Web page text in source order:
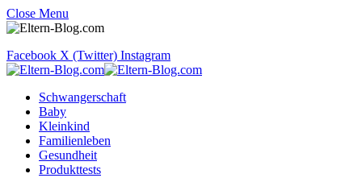
Close Menu
Facebook X (Twitter) Instagram
Schwangerschaft
Baby
Kleinkind
Familienleben
Gesundheit
Produkttests